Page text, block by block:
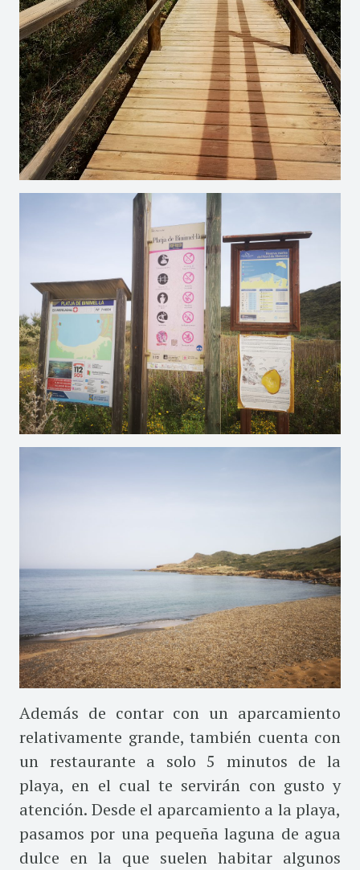
Además de contar con un aparcamiento
relativamente grande, también cuenta con
un restaurante a solo 5 minutos de la
playa, en el cual te servirán con gusto y
atención. Desde el aparcamiento a la playa,
pasamos por una pequeña laguna de agua
dulce en la que suelen habitar algunos